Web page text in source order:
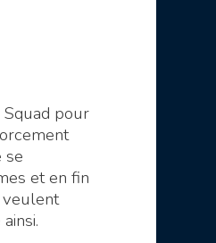
pour
se
et en fin